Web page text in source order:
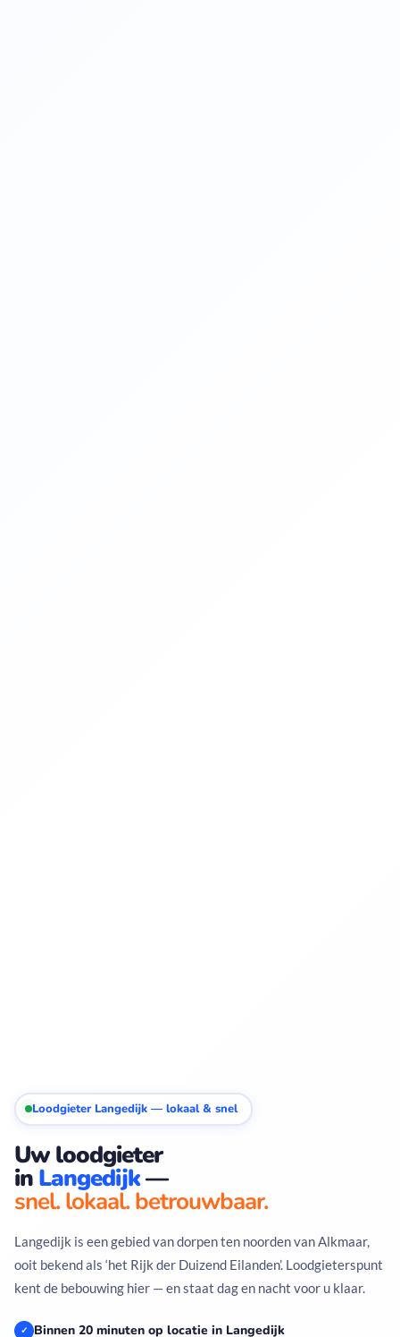
Loodgieter Langedijk — lokaal & snel
Uw loodgieter
in Langedijk—
snel. lokaal. betrouwbaar.
Langedijk is een gebied van dorpen ten noorden van Alkmaar,
ooit bekend als ‘het Rijk der Duizend Eilanden’. Loodgieterspunt
kent de bebouwing hier — en staat dag en nacht voor u klaar.
✓ Binnen 20 minuten op locatie in Langedijk